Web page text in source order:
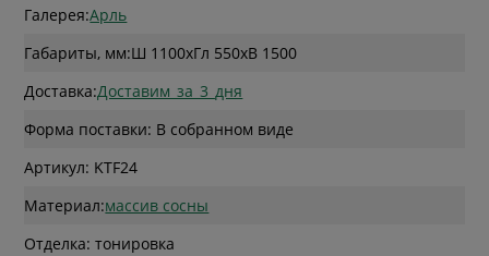
Галерея:Арль
Габариты, мм:Ш 1100xГл 550xВ 1500
Доставка:Доставим_за_3_дня
Форма поставки: В собранном виде
Артикул: KTF24
Материал:массив сосны
Отделка: тонировка